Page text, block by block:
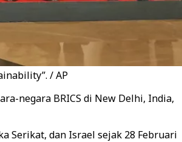
/ AP
negara BRICS di New Delhi, India,
Serikat, dan Israel sejak 28 Februari